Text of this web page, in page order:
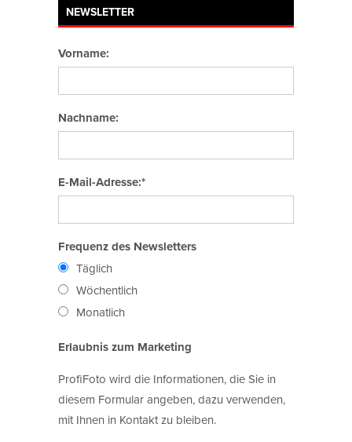
NEWSLETTER
Vorname:
Nachname:
E-Mail-Adresse:*
Frequenz des Newsletters
Täglich
Wöchentlich
Monatlich
Erlaubnis zum Marketing
ProfiFoto wird die Informationen, die Sie in
diesem Formular angeben, dazu verwenden,
mit Ihnen in Kontakt zu bleiben.